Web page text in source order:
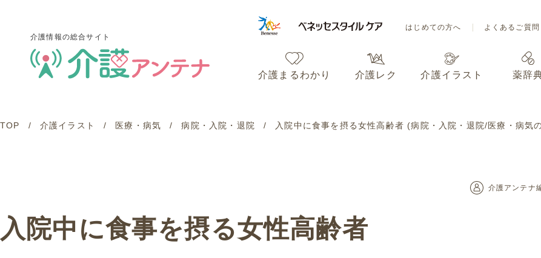
介護情報の総合サイト
はじめての方へ よくあるご質問
介護まるわかり 介護レク 介護イラスト 薬辞
介護情報の総合サイト
TOP 介護イラスト 医療・病気 病院・入院・退院 入院中に食事を摂る女性高齢者 (病院・入院・退院/医療・病気
介護アンテナ
入院中に食事を摂る女性高齢者